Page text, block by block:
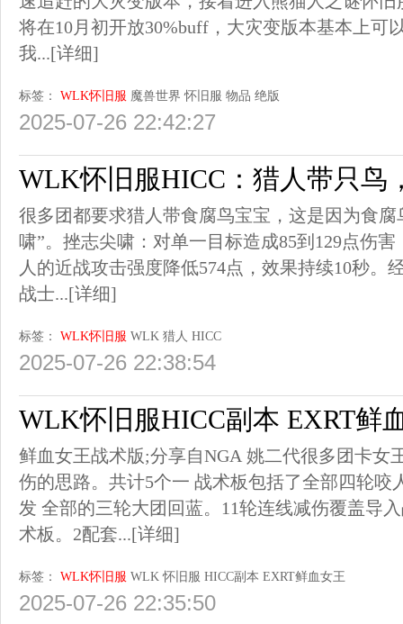
将在10月初开放30%buff，大灾变版本基本上可
我...[详细]
标签： WLK怀旧服 魔兽世界 怀旧服 物品 绝版
2025-07-26 22:42:27
WLK怀旧服HICC：猎人带只鸟
很多团都要求猎人带食腐鸟宝宝，这是因为食
啸”。挫志尖啸：对单一目标造成85到129点伤
人的近战攻击强度降低574点，效果持续10秒。
战士...[详细]
标签： WLK怀旧服 WLK 猎人 HICC
2025-07-26 22:38:54
WLK怀旧服HICC副本 EXRT鲜
鲜血女王战术版;分享自NGA 姚二代很多团卡女
伤的思路。共计5个一 战术板包括了全部四轮咬
发 全部的三轮大团回蓝。11轮连线减伤覆盖导
术板。2配套...[详细]
标签： WLK怀旧服 WLK 怀旧服 HICC副本 EXRT鲜血女王
2025-07-26 22:35:50